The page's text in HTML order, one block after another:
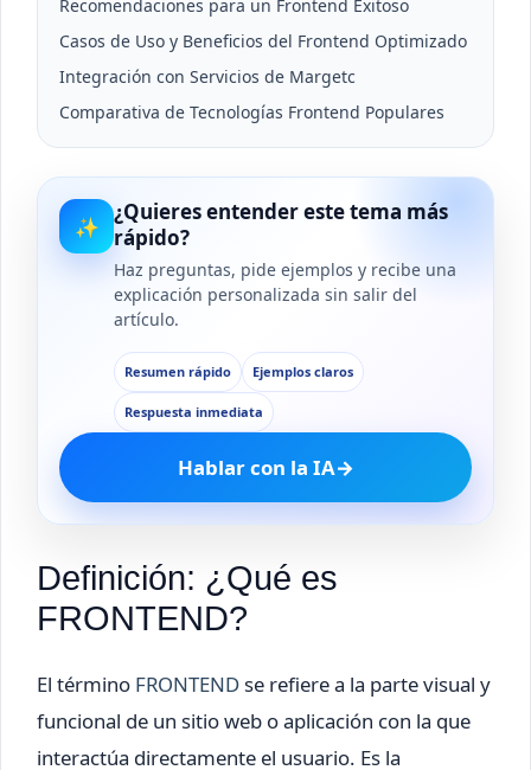
Recomendaciones para un Frontend Exitoso
Casos de Uso y Beneficios del Frontend Optimizado
Integración con Servicios de Margetc
Comparativa de Tecnologías Frontend Populares
✨
¿Quieres entender este tema más
rápido?
Haz preguntas, pide ejemplos y recibe una
explicación personalizada sin salir del
artículo.
Resumen rápido Ejemplos claros
Respuesta inmediata
Hablar con la IA→
Definición: ¿Qué es
FRONTEND?
El término FRONTENDse refiere a la parte visual y
funcional de un sitio web o aplicación con la que
interactúa directamente el usuario. Es la